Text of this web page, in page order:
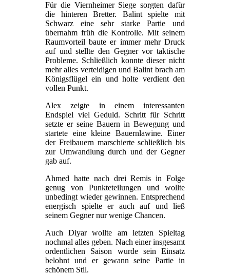
Für die Viernheimer Siege sorgten dafür
die hinteren Bretter. Balint spielte mit
Schwarz eine sehr starke Partie und
übernahm früh die Kontrolle. Mit seinem
Raumvorteil baute er immer mehr Druck
auf und stellte den Gegner vor taktische
Probleme. Schließlich konnte dieser nicht
mehr alles verteidigen und Balint brach am
Königsflügel ein und holte verdient den
vollen Punkt.
Alex zeigte in einem interessanten
Endspiel viel Geduld. Schritt für Schritt
setzte er seine Bauern in Bewegung und
startete eine kleine Bauernlawine. Einer
der Freibauern marschierte schließlich bis
zur Umwandlung durch und der Gegner
gab auf.
Ahmed hatte nach drei Remis in Folge
genug von Punkteteilungen und wollte
unbedingt wieder gewinnen. Entsprechend
energisch spielte er auch auf und ließ
seinem Gegner nur wenige Chancen.
Auch Diyar wollte am letzten Spieltag
nochmal alles geben. Nach einer insgesamt
ordentlichen Saison wurde sein Einsatz
belohnt und er gewann seine Partie in
schönem Stil.